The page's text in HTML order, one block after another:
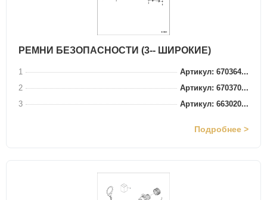
РЕМНИ БЕЗОПАСНОСТИ (3-- ШИРОКИЕ)
1
Артикул: 670364...
2
Артикул: 670370...
3
Артикул: 663020...
Подробнее >